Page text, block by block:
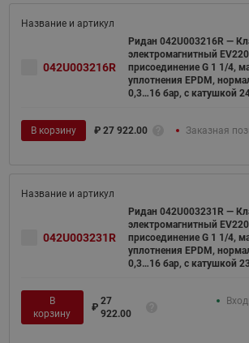
042U003216R
Ридан 042U003216R —
электромагнитный
присоединение G 1 1/4,
уплотнения EPDM,
0,3…16 бар, с катушкой
В корзину ₽ 27 922.00 Заказная
042U003231R
Ридан 042U003231R —
электромагнитный
присоединение G 1 1/4,
уплотнения EPDM,
0,3…16 бар, с катушкой
В
корзину
₽
27
922.00